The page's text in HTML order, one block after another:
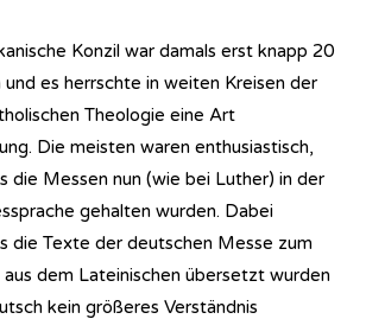
Konzil war damals erst knapp 20
und es herrschte in weiten Kreisen der
Theologie eine Art
Die meisten waren enthusiastisch,
die Messen nun (wie bei Luther) in der
gehalten wurden. Dabei
die Texte der deutschen Messe zum
dem Lateinischen übersetzt wurden
kein größeres Verständnis